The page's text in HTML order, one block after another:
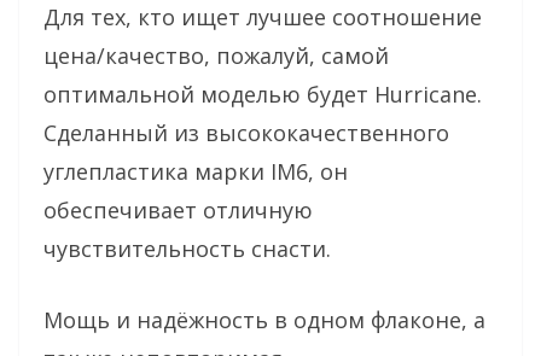
Для тех, кто ищет лучшее соотношение
цена/качество, пожалуй, самой
оптимальной моделью будет Hurricane.
Сделанный из высококачественного
углепластика марки IM6, он
обеспечивает отличную
чувствительность снасти.
Мощь и надёжность в одном флаконе, а